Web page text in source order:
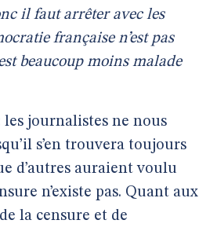
il faut arrêter avec les
française n’est pas
beaucoup moins malade
les journalistes ne nous
s’en trouvera toujours
d’autres auraient voulu
n’existe pas. Quant aux
la censure et de